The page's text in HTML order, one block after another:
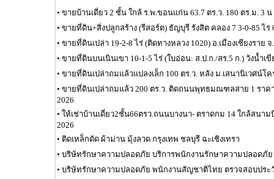
• ขายบ้านเดี่ยว 2 ชั้น ใกล้ ร.พ.ขอนแก่น 63.7 ตร.ว. 180 ตร.ม. 3 น
• ขายที่ดิน+สิ่งปลูกสร้าง (รีสอร์ต) ธัญบุรี รังสิต คลอง 7 3-0-85 ไร
• ขายที่ดินเปล่า 19-2-8 ไร่ (ติดทางหลวง 1020) อ.เมืองเชียงราย จ
• ขายที่ดินบนเนินเขา 10-1-5 ไร่ (ใบอ่อน: ส.ป.ก./สร.5 ก.) วังน้ำเขี
• ขายที่ดินเปล่าถมแล้วแปลงเล็ก 100 ตร.ว. หลัง ม.เสนานิเวศน์โค
• ขายที่ดินเปล่าถมแล้ว 200 ตร.ว. ติดถนนพุทธมณฑลสาย 1 ราคา
2026
• ให้เช่าบ้านเดี่ยว2ชั้น66ตรว.ถนนบางนา- ตราดกม 14 ใกล้สนา
2026
• ติดเหล็กดัด ผ้าม่าน มุ้งลวด กรุงเทพ ชลบุรี ฉะเชิงเทรา
• บริษัทรักษาความปลอดภัย บริการพนักงานรักษาความปลอดภัย
• บริษัทรักษาความปลอดภัย พนักงานสัญชาติไทย ตรวจสอบประ